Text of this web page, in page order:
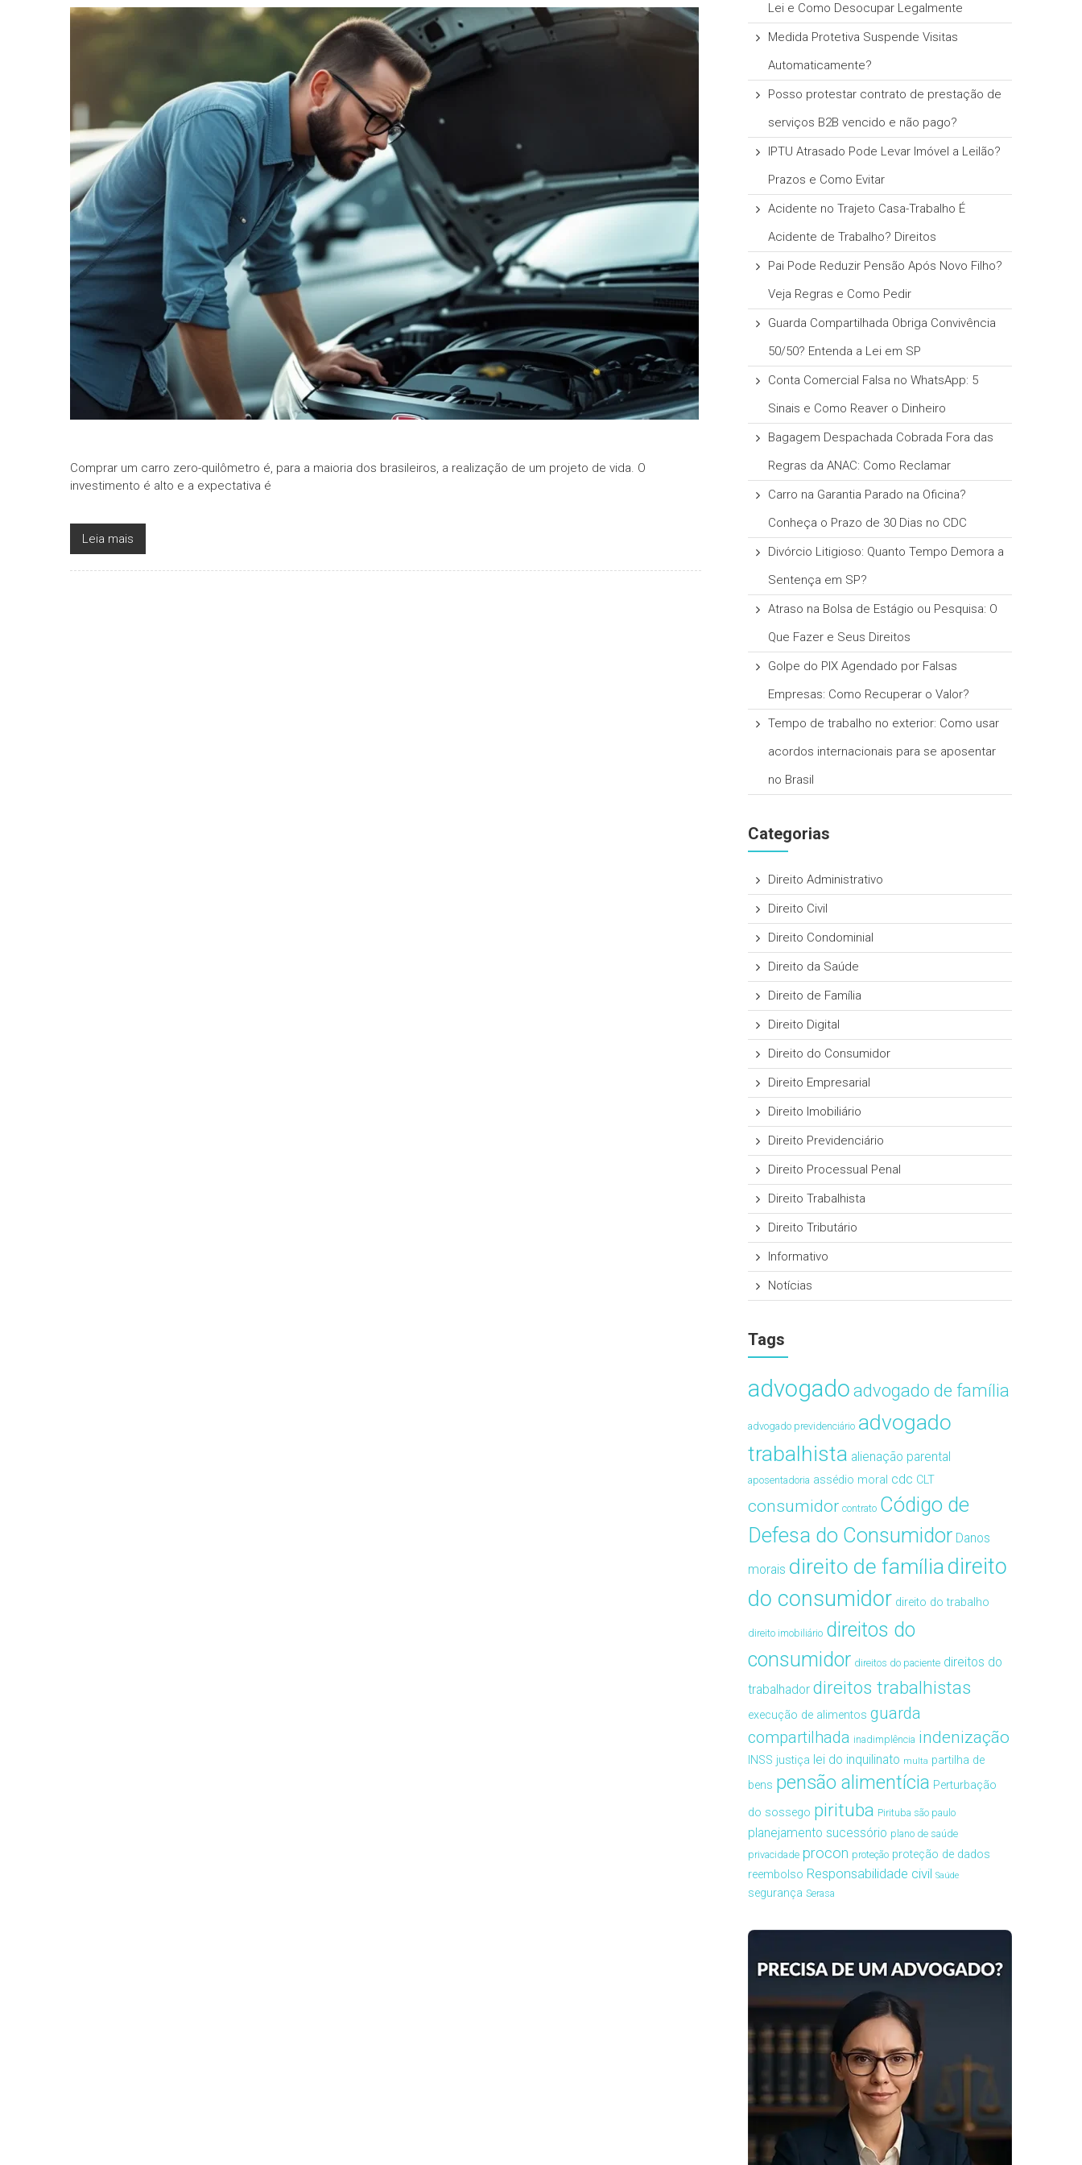
informe-nos
Comprar um carro zero-quilômetro é, para a maioria dos brasileiros, a realização de um projeto de vida. O
investimento é alto e a expectativa é
Leia mais
Lei e Como Desocupar Legalmente
Medida Protetiva Suspende Visitas
Automaticamente?
Posso protestar contrato de prestação de
serviços B2B vencido e não pago?
IPTU Atrasado Pode Levar Imóvel a Leilão?
Prazos e Como Evitar
Acidente no Trajeto Casa-Trabalho É
Acidente de Trabalho? Direitos
Pai Pode Reduzir Pensão Após Novo Filho?
Veja Regras e Como Pedir
Guarda Compartilhada Obriga Convivência
50/50? Entenda a Lei em SP
Conta Comercial Falsa no WhatsApp: 5
Sinais e Como Reaver o Dinheiro
Bagagem Despachada Cobrada Fora das
Regras da ANAC: Como Reclamar
Carro na Garantia Parado na Oficina?
Conheça o Prazo de 30 Dias no CDC
Divórcio Litigioso: Quanto Tempo Demora a
Sentença em SP?
Atraso na Bolsa de Estágio ou Pesquisa: O
Que Fazer e Seus Direitos
Golpe do PIX Agendado por Falsas
Empresas: Como Recuperar o Valor?
Tempo de trabalho no exterior: Como usar
acordos internacionais para se aposentar
no Brasil
Categorias
Direito Administrativo
Direito Civil
Direito Condominial
Direito da Saúde
Direito de Família
Direito Digital
Direito do Consumidor
Direito Empresarial
Direito Imobiliário
Direito Previdenciário
Direito Processual Penal
Direito Trabalhista
Direito Tributário
Informativo
Notícias
Tags
advogado advogado de família
advogado previdenciário advogado
trabalhista alienação parental
aposentadoria assédio moral cdc CLT
consumidor contrato Código de
Defesa do Consumidor Danos
morais direito de famíliadireito
do consumidor direito do trabalho
direito imobiliário direitos do
consumidor direitos do paciente direitos do
trabalhador direitos trabalhistas
execução de alimentos guarda
compartilhada inadimplência indenização
INSS justiça lei do inquilinato multa partilha de
bens pensão alimentícia Perturbação
do sossego pirituba Pirituba são paulo
planejamento sucessório plano de saúde
privacidade procon proteção proteção de dados
reembolso Responsabilidade civil Saúde
segurança Serasa